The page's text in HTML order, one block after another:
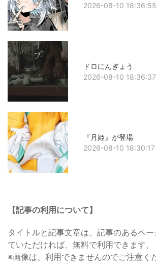
2026-08-10 18:36:55
ドロにんぎょう
2026-08-10 18:36:37
『月姫』が登場
2026-08-10 18:30:17
【記事の利用について】
タイトルと記事文章は、記事のあるペ
ていただければ、無料で利用できます。
※画像は、利用できませんのでご注意く